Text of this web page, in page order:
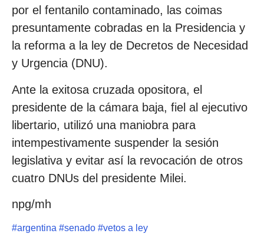
por el fentanilo contaminado, las coimas
presuntamente cobradas en la Presidencia y
la reforma a la ley de Decretos de Necesidad
y Urgencia (DNU).
Ante la exitosa cruzada opositora, el
presidente de la cámara baja, fiel al ejecutivo
libertario, utilizó una maniobra para
intempestivamente suspender la sesión
legislativa y evitar así la revocación de otros
cuatro DNUs del presidente Milei.
npg/mh
#argentina #senado #vetos a ley